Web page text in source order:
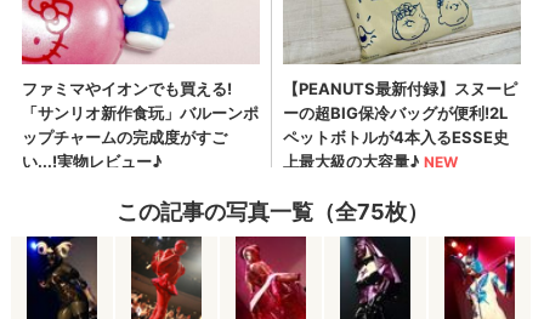
この記事の写真一覧（全75枚）